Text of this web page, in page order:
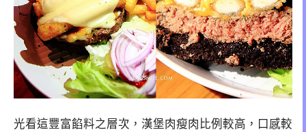
光看這豐富餡料之層次，漢堡肉瘦肉比例較高，口感較